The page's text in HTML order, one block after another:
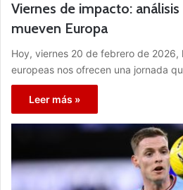
Viernes de impacto:
mueven Europa
Hoy, viernes 20 de febrero de 2026,
europeas nos ofrecen una jornada
Leer más »